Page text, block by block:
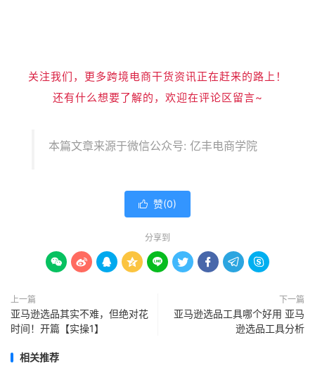
关注我们，更多跨境电商干货资讯正在赶来的路上！
还有什么想要了解的，欢迎在评论区留言~
本篇文章来源于微信公众号: 亿丰电商学院
 赞(0)
分享到
        
上一篇
亚马逊选品其实不难，但绝对花
时间！开篇【实操1】
下一篇
亚马逊选品工具哪个好用 亚马
逊选品工具分析
相关推荐